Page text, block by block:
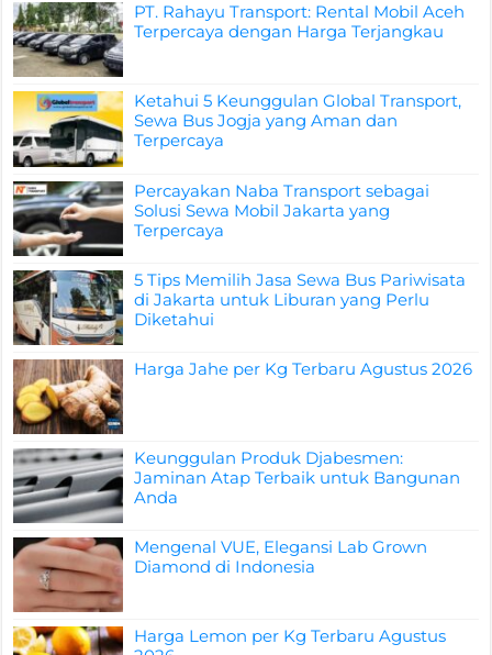
PT. Rahayu Transport: Rental Mobil Aceh
Terpercaya dengan Harga Terjangkau
Ketahui 5 Keunggulan Global Transport,
Sewa Bus Jogja yang Aman dan
Terpercaya
Percayakan Naba Transport sebagai
Solusi Sewa Mobil Jakarta yang
Terpercaya
5 Tips Memilih Jasa Sewa Bus Pariwisata
di Jakarta untuk Liburan yang Perlu
Diketahui
Harga Jahe per Kg Terbaru Agustus 2026
Keunggulan Produk Djabesmen:
Jaminan Atap Terbaik untuk Bangunan
Anda
Mengenal VUE, Elegansi Lab Grown
Diamond di Indonesia
Harga Lemon per Kg Terbaru Agustus